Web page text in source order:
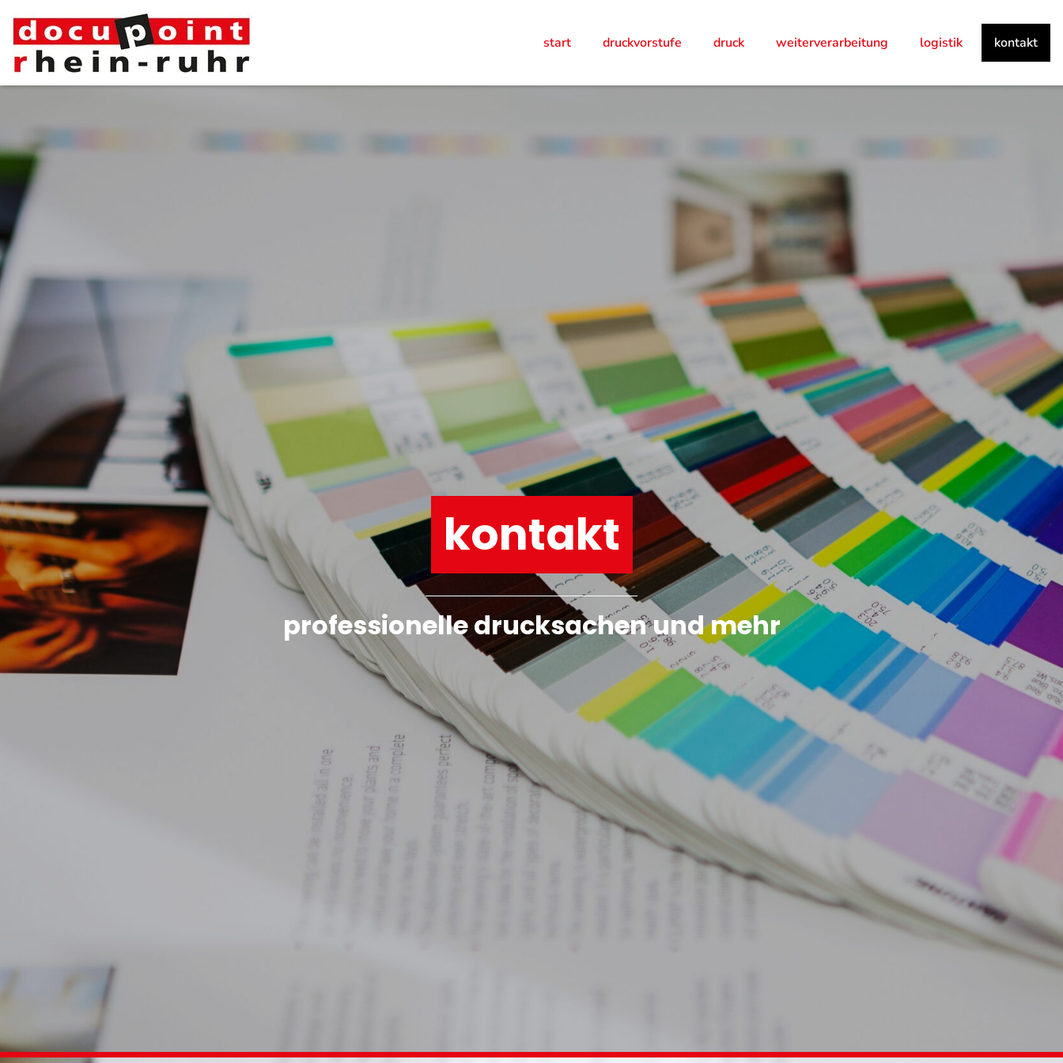
start druckvorstufe druck weiterverarbeitung logistik kontakt
kontakt
professionelle drucksachen und mehr